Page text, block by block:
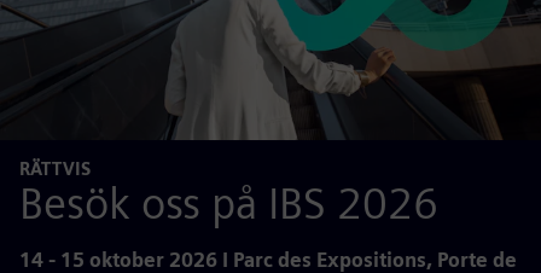
RÄTTVIS
Besök oss på IBS 2026
14 - 15 oktober 2026 I Parc des Expositions, Porte de